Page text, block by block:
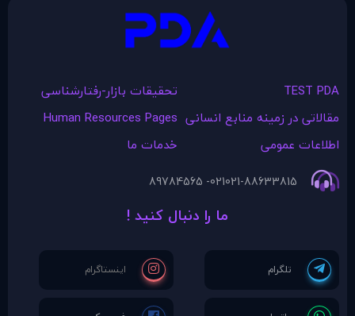
TEST PDA
تحقیقات بازار-رفتارشناسی
مقالاتی در زمينه منابع انسانی Human Resources Pages
اطلاعات عمومی
خدمات ما
021-88633815
021- 89784565
ما را دنبال کنید !